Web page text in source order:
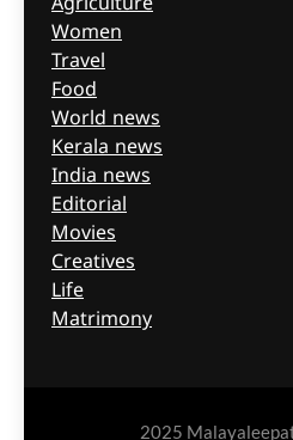
Women
Travel
Food
World news
Kerala news
India news
Editorial
Movies
Creatives
Life
Matrimony
2025